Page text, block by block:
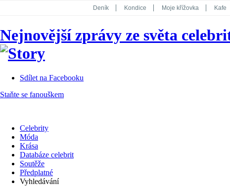
Deník Kondice Moje křížovka Kafe
Koktejl
Nejnovější zprávy ze světa
Sdílet na Facebooku
Staňte se fanouškem
Celebrity
Móda
Krása
Databáze celebrit
Soutěže
Předplatné
Vyhledávání